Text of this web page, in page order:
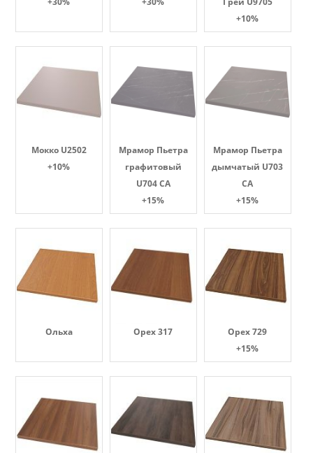
+10%
Мокко U2502
+10%
Мрамор Пьетра
графитовый
U704 CA
+15%
Мрамор Пьетра
дымчатый U703
CA
+15%
Ольха Орех 317
Орех 729
+15%